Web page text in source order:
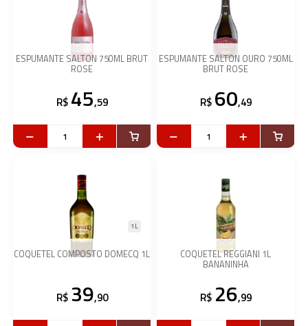
ESPUMANTE SALTON 750ML BRUT
ROSE
R$ 45,59
ESPUMANTE SALTON OURO 750ML
BRUT ROSE
R$ 60,49
COQUETEL COMPOSTO DOMECQ 1L
1L
R$ 39,90
COQUETEL REGGIANI 1L
BANANINHA
R$ 26,99